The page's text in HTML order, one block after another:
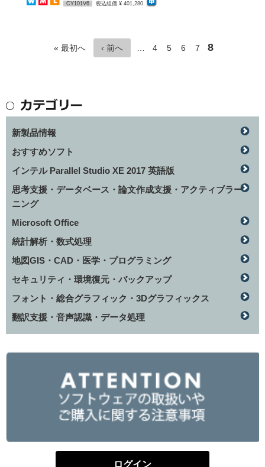
CY101V6 税込組価 ¥ 401,280
« 最初へ ‹ 前へ 4 5 6 7 8
新製品情報
おすすめソフト
インテル Parallel Studio XE 2017 英語版
思考支援・データベース・論文作成支援・アクティブラー
ニング
Microsoft Office
統計解析・数式処理
地図GIS・CAD・医学・プログラミング
セキュリティ・環境復元・バックアップ
フォント・総合グラフィック・3Dグラフィックス
翻訳支援・音声認識・データ処理
ログイン